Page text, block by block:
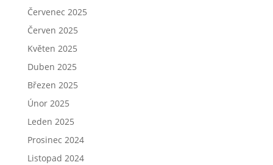
Červenec 2025
Červen 2025
Květen 2025
Duben 2025
Březen 2025
Únor 2025
Leden 2025
Prosinec 2024
Listopad 2024